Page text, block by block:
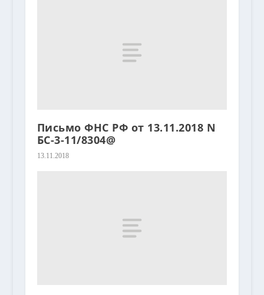
Письмо ФНС РФ от 13.11.2018 N
БС-3-11/8304@
13.11.2018